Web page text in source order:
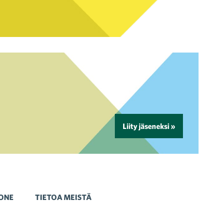
Liity jäseneksi »
TIETOA MEISTÄ